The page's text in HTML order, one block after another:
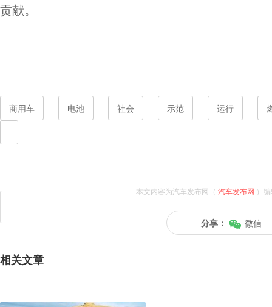
贡献。
商用车 电池 社会 示范 运行
本文内容为汽车发布网（ 汽车发布网 ）
分享： 微信
相关文章